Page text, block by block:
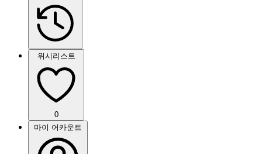
위시리스트
0
마이 어카운트